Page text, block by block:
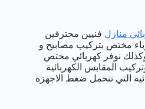
منازل فنيين محترفين
مختص بتركيب مصابيح و
نوفر كهربائي مختص
المقابس الكهربائية
التي تتحمل ضغط الاجهزة